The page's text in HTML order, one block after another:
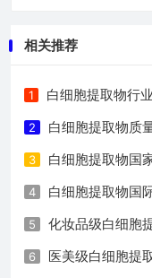
相关推荐
1 白细胞提取物行
2 白细胞提取物质
3 白细胞提取物国
4 白细胞提取物国
5 化妆品级白细胞
6 医美级白细胞提